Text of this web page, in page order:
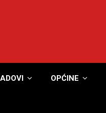
OPĆINE